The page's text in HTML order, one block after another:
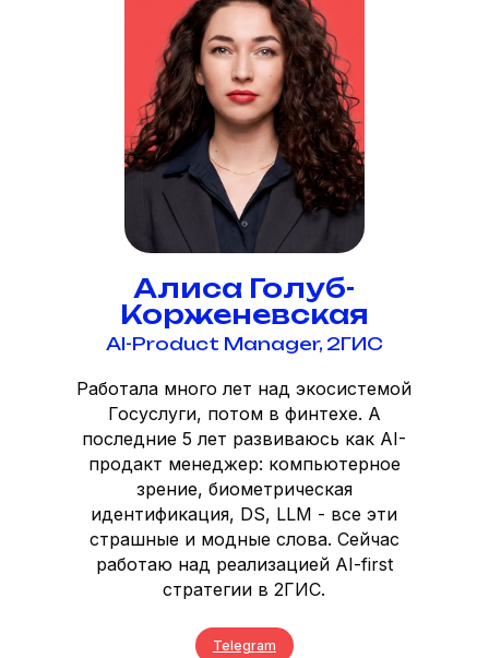
Алиса Голуб-
Корженевская
AI-Product Manager, 2ГИС
Работала много лет над экосистемой
Госуслуги, потом в финтехе. А
последние 5 лет развиваюсь как AI-
продакт менеджер: компьютерное
зрение, биометрическая
идентификация, DS, LLM - все эти
страшные и модные слова. Сейчас
работаю над реализацией AI-first
стратегии в 2ГИС.
Telegram